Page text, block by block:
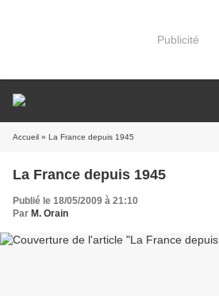
Publicité
Accueil » La France depuis 1945
La France depuis 1945
Publié le 18/05/2009 à 21:10
Par M. Orain